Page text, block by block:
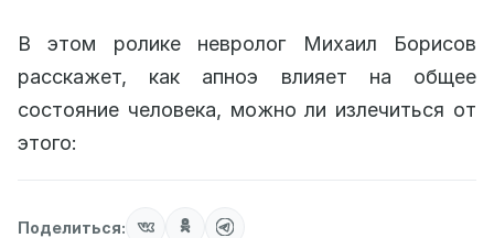
В этом ролике невролог Михаил Борисов
расскажет, как апноэ влияет на общее
состояние человека, можно ли излечиться от
этого:
Поделиться: